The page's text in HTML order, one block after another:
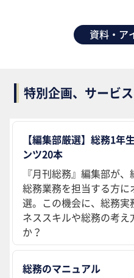
資料・ア
特別企画、サービス
【編集部厳選】総務1年
ンツ20本
『月刊総務』編集部が
総務業務を担当する方
選。この機会に、総務
ネススキルや総務の考
か？
総務のマニュアル